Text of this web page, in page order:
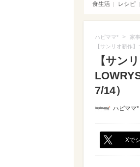
食生活 レシピ
ハピママ* > 家
【サンリオ新作
【サン
7/14）
ハピママ*
Xで